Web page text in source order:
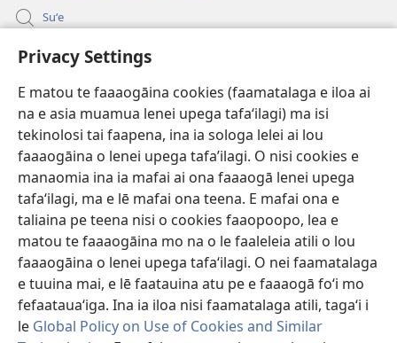
Privacy Settings
E matou te faaaogāina cookies (faamatalaga e iloa ai
na e asia muamua lenei upega tafaʻilagi) ma isi
tekinolosi tai faapena, ina ia sologa lelei ai lou
faaaogāina o lenei upega tafa’ilagi. O nisi cookies e
manaomia ina ia mafai ai ona faaaogā lenei upega
tafaʻilagi, ma e lē mafai ona teena. E mafai ona e
taliaina pe teena nisi o cookies faaopoopo, lea e
matou te faaaogāina mo na o le faaleleia atili o lou
faaaogāina o lenei upega tafaʻilagi. O nei faamatalaga
e tuuina mai, e lē faatauina atu pe e faaaogā foʻi mo
fefaatauaʻiga. Ina ia iloa nisi faamatalaga atili, tagaʻi i
le Global Policy on Use of Cookies and Similar
Suʻe
Faamatalaga mo Ofisa o le Malo
(tatala
se
polokalame)
Lomiga Faale-Tusi Paia I LE INITANETI™
(tatala
se
isi
polokalame)
JW Hub
(tatala
se
isi
polokalame)
App o le JW Library